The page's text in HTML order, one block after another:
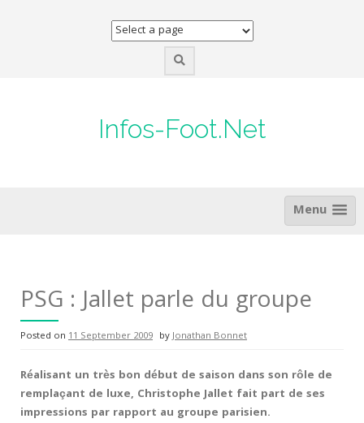
Infos-Foot.Net
Menu
PSG : Jallet parle du groupe
Posted on 11 September 2009 byJonathan Bonnet
Réalisant un très bon début de saison dans son rôle de
remplaçant de luxe, Christophe Jallet fait part de ses
impressions par rapport au groupe parisien.